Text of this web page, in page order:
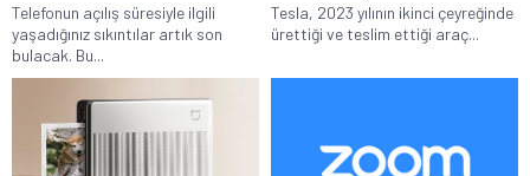
Telefonun açılış süresiyle ilgili
yaşadığınız sıkıntılar artık son
bulacak. Bu...
Tesla, 2023 yılının ikinci çeyreğinde
ürettiği ve teslim ettiği araç...